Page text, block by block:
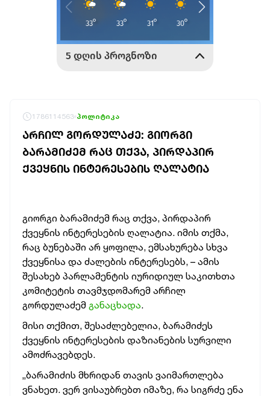
1786114563 პოლიტიკა
ᲐᲠᲩᲘᲚ ᲒᲝᲠᲓᲣᲚᲐᲫᲔ: ᲒᲘᲝᲠᲒᲘ
ᲑᲐᲠᲐᲛᲘᲫᲔᲛ ᲠᲐᲪ ᲗᲥᲕᲐ, ᲞᲘᲠᲓᲐᲞᲘᲠ
ᲥᲕᲔᲧᲜᲘᲡ ᲘᲜᲢᲔᲠᲔᲡᲔᲑᲘᲡ ᲦᲐᲚᲐᲢᲘᲐ
გიორგი ბარამიძემ რაც თქვა, პირდაპირ
ქვეყნის ინტერესების ღალატია. იმის თქმა,
რაც ბუნებაში არ ყოფილა, ემსახურება სხვა
ქვეყნისა და ძალების ინტერესებს, – ამის
შესახებ პარლამენტის იურიდიულ საკითხთა
კომიტეტის თავმჯდომარემ არჩილ
გორდულაძემ განაცხადა.
მისი თქმით, შესაძლებელია, ბარამიძეს
ქვეყნის ინტერესების დაზიანების სურვილი
ამოძრავებდეს.
„ბარამიძის მხრიდან თავის ვაიმართლება
ვნახეთ. ვერ ვისაუბრებთ იმაზე, რა სიგრძე ენა